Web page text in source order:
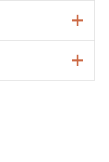
per risultati